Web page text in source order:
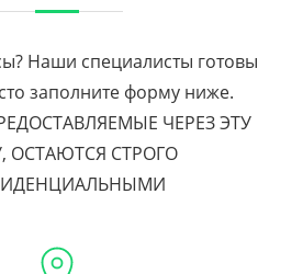
Наши специалисты готовы
заполните форму ниже.
ЧЕРЕЗ ЭТУ
ОСТАЮТСЯ СТРОГО